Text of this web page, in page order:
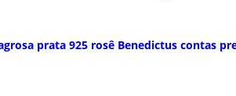
prata 925 rosê Benedictus contas